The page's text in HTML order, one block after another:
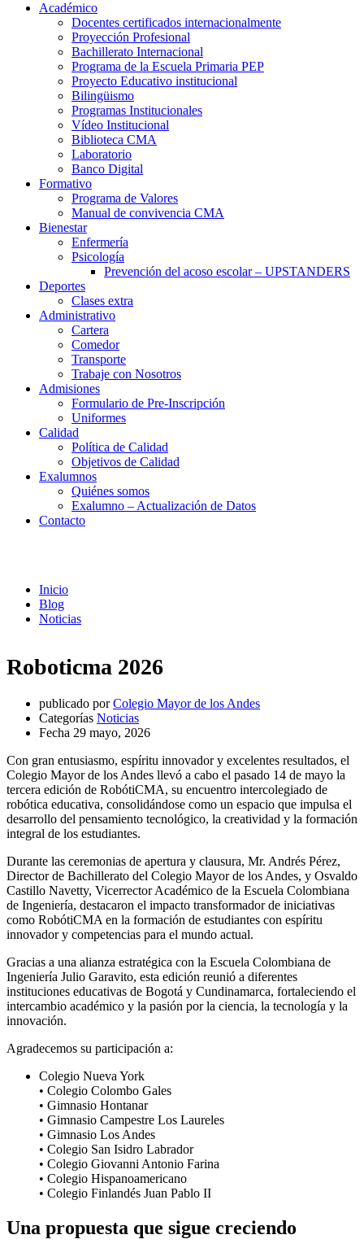
Académico
Docentes certificados internacionalmente
Proyección Profesional
Bachillerato Internacional
Programa de la Escuela Primaria PEP
Proyecto Educativo institucional
Bilingüismo
Programas Institucionales
Vídeo Institucional
Biblioteca CMA
Laboratorio
Banco Digital
Formativo
Programa de Valores
Manual de convivencia CMA
Bienestar
Enfermería
Psicología
Prevención del acoso escolar – UPSTANDERS
Deportes
Clases extra
Administrativo
Cartera
Comedor
Transporte
Trabaje con Nosotros
Admisiones
Formulario de Pre-Inscripción
Uniformes
Calidad
Política de Calidad
Objetivos de Calidad
Exalumnos
Quiénes somos
Exalumno – Actualización de Datos
Contacto
Inicio
Blog
Noticias
Roboticma 2026
publicado por Colegio Mayor de los Andes
Categorías Noticias
Fecha 29 mayo, 2026
Con gran entusiasmo, espíritu innovador y excelentes resultados, el
Colegio Mayor de los Andes llevó a cabo el pasado 14 de mayo la
tercera edición de RobótiCMA, su encuentro intercolegiado de
robótica educativa, consolidándose como un espacio que impulsa el
desarrollo del pensamiento tecnológico, la creatividad y la formación
integral de los estudiantes.
Durante las ceremonias de apertura y clausura, Mr. Andrés Pérez,
Director de Bachillerato del Colegio Mayor de los Andes, y Osvaldo
Castillo Navetty, Vicerrector Académico de la Escuela Colombiana
de Ingeniería, destacaron el impacto transformador de iniciativas
como RobótiCMA en la formación de estudiantes con espíritu
innovador y competencias para el mundo actual.
Gracias a una alianza estratégica con la Escuela Colombiana de
Ingeniería Julio Garavito, esta edición reunió a diferentes
instituciones educativas de Bogotá y Cundinamarca, fortaleciendo el
intercambio académico y la pasión por la ciencia, la tecnología y la
innovación.
Agradecemos su participación a:
Colegio Nueva York
• Colegio Colombo Gales
• Gimnasio Hontanar
• Gimnasio Campestre Los Laureles
• Gimnasio Los Andes
• Colegio San Isidro Labrador
• Colegio Giovanni Antonio Farina
• Colegio Hispanoamericano
• Colegio Finlandés Juan Pablo II
Una propuesta que sigue creciendo